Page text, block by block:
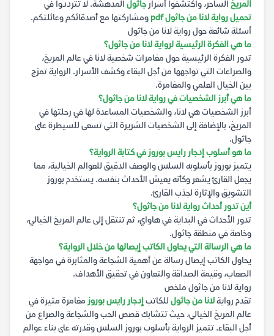
المريخ الساحر، واكتشفوا أسرارجاثول المدهشة. لا تترددوا في
تحميل رواية لانا من جاثول pdf
ومشاركتها مع أصدقائكم وعائلتكم.
أسئلة شائعة حول رواية لانا من جاثول
ما هي الفكرة الرئيسية لرواية لانا من جاثول؟
تدور الفكرة الرئيسية حول مغامرات شخصية لانا في عالم المريخ،
والصراعات التي تواجهها من أجل البقاء وكشف الأسرار. الرواية تمزج
بين الخيال العلمي والمغامرة.
ما هي أبرز الشخصيات في رواية لانا من جاثول؟
أبرز الشخصيات هي لانا، والشخصيات المساعدة لها في رحلتها في
المريخ، بالإضافة إلى الشخصيات الشريرة التي تسعى للسيطرة على
جاثول.
ما هو أسلوب إدجار رايس بوروز في كتابة الرواية؟
يتميز بوروز بأسلوبه السلس والوصف الدقيق للعوالم الخيالية، مما
يجعل القارئ يشعر وكأنه يعيش الأحداث بنفسه. يستخدم بوروز
التشويق والإثارة لجذب القارئ.
أين تدور أحداث رواية لانا من جاثول؟
تدور الأحداث في البداية في هاواي، ثم تنتقل إلى عالم المريخ الخيالي،
وخاصة في منطقة جاثول.
ما هي الرسالة التي يحاول الكاتب إيصالها من خلال الرواية؟
يحاول الكاتب إيصال رسالة عن أهمية الشجاعة والمثابرة في مواجهة
الصعاب، وقيمة الصداقة والتعاون في تحقيق الأهداف.
رواية لانا من جاثول ملخص
تقدم روايةلانا من جاثول للكاتب إدجار رايس بوروز مغامرة مثيرة في
عالم المريخ الخيالي، حيث تتشابك قصص الحب والشجاعة والصراع من
أجل البقاء. تتميز الرواية بأسلوب بوروز السلس وقدرته على بناء عوالم